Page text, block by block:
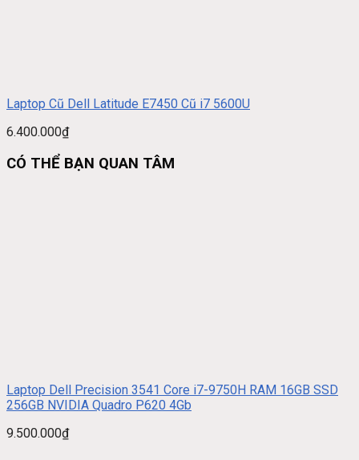
Laptop Cũ Dell Latitude E7450 Cũ i7 5600U
6.400.000₫
CÓ THỂ BẠN QUAN TÂM
Laptop Dell Precision 3541 Core i7-9750H RAM 16GB SSD
256GB NVIDIA Quadro P620 4Gb
9.500.000₫